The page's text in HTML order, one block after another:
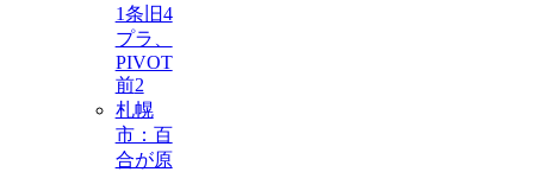
1条旧4
プラ、
PIVOT
前2
札幌
市：百
合が原